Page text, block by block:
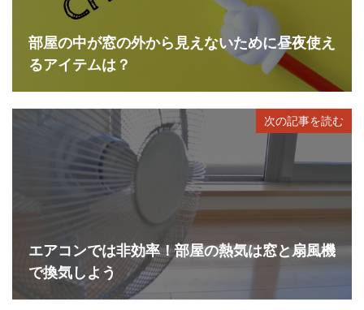
部屋の中が窓の外から見えないために昼夜使え
るアイテムは？
次の記事を読む
エアコンでは非効率！部屋の熱気は窓と扇風機
で換気しよう